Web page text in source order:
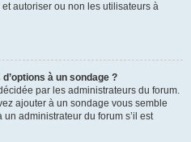
autoriser ou non les utilisateurs à
à un sondage ?
par les administrateurs du forum.
ajouter à un sondage vous semble
administrateur du forum s’il est